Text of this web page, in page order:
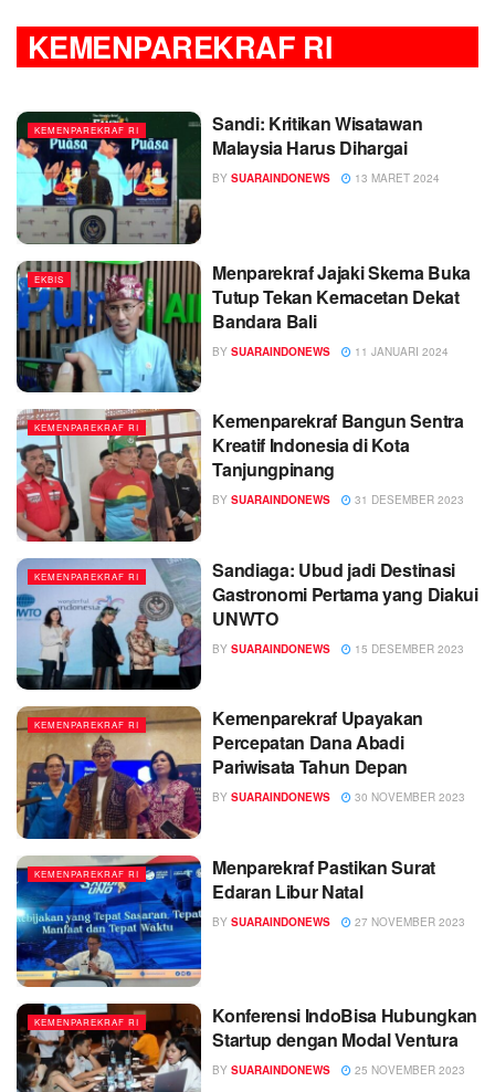
KEMENPAREKRAF RI
KEMENPAREKRAF RI
Sandi: Kritikan Wisatawan
Malaysia Harus Dihargai
BY SUARAINDONEWS 13 MARET 2024
EKBIS
Menparekraf Jajaki Skema Buka
Tutup Tekan Kemacetan Dekat
Bandara Bali
BY SUARAINDONEWS 11 JANUARI 2024
KEMENPAREKRAF RI
Kemenparekraf Bangun Sentra
Kreatif Indonesia di Kota
Tanjungpinang
BY SUARAINDONEWS 31 DESEMBER 2023
KEMENPAREKRAF RI
Sandiaga: Ubud jadi Destinasi
Gastronomi Pertama yang Diakui
UNWTO
BY SUARAINDONEWS 15 DESEMBER 2023
KEMENPAREKRAF RI
Kemenparekraf Upayakan
Percepatan Dana Abadi
Pariwisata Tahun Depan
BY SUARAINDONEWS 30 NOVEMBER 2023
KEMENPAREKRAF RI
Menparekraf Pastikan Surat
Edaran Libur Natal
BY SUARAINDONEWS 27 NOVEMBER 2023
KEMENPAREKRAF RI
Konferensi IndoBisa Hubungkan
Startup dengan Modal Ventura
BY SUARAINDONEWS 25 NOVEMBER 2023